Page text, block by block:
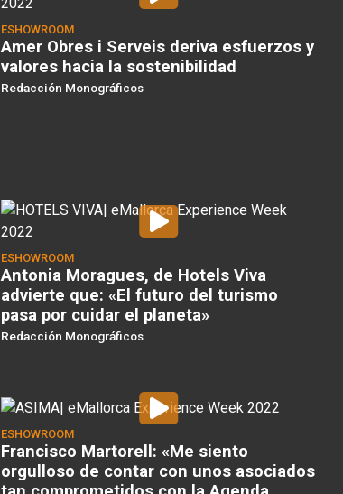
ESHOWROOM
Amer Obres i Serveis deriva esfuerzos y
valores hacia la sostenibilidad
Redacción Monográficos
ESHOWROOM
Antonia Moragues, de Hotels Viva
advierte que: «El futuro del turismo
pasa por cuidar el planeta»
Redacción Monográficos
ESHOWROOM
Francisco Martorell: «Me siento
orgulloso de contar con unos asociados